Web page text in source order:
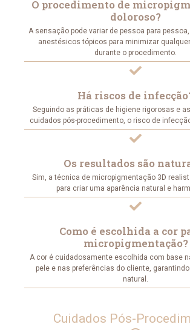
O procedimento de
doloroso?
A sensação pode variar de pessoa para
anestésicos tópicos para minimizar
durante o procedimento.
Há riscos de
Seguindo as práticas de higiene rigorosas e
cuidados pós-procedimento, o risco de
Os resultados são
Sim, a técnica de micropigmentação 3D
para criar uma aparência natural e
Como é escolhida a cor
micropigmentação?
A cor é cuidadosamente escolhida com base
pele e nas preferências do cliente,
natural.
Cuidados Pós-